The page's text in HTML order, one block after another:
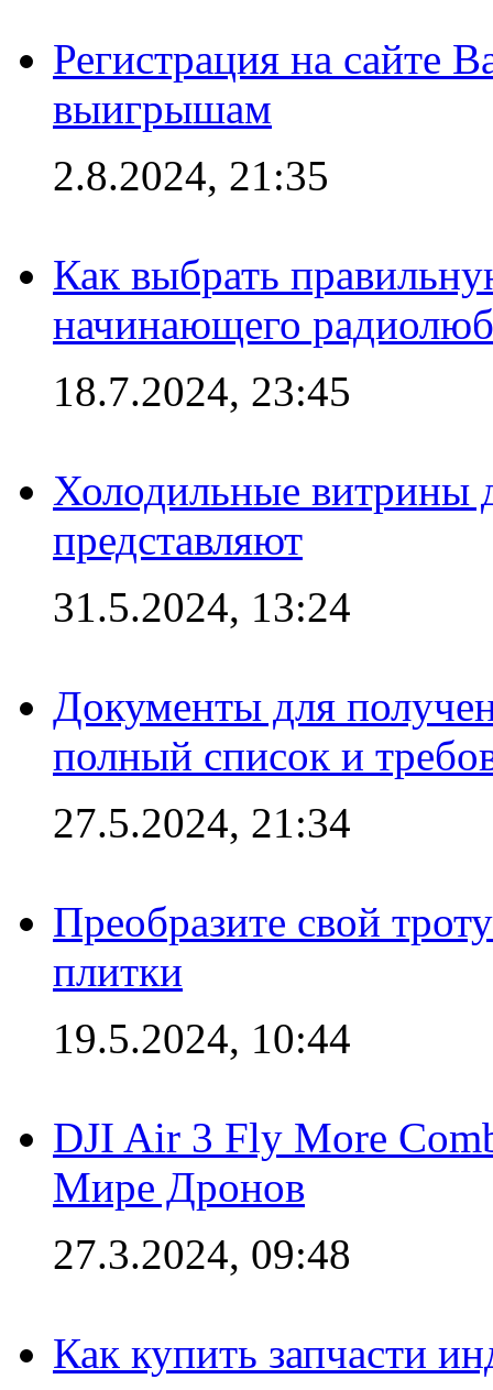
Регистрация на сайте
выигрышам
2.8.2024, 21:35
Как выбрать
начинающего
18.7.2024, 23:45
Холодильные витрины
представляют
31.5.2024, 13:24
Документы для
полный список и
27.5.2024, 21:34
Преобразите свой
плитки
19.5.2024, 10:44
DJI Air 3 Fly More
Мире Дронов
27.3.2024, 09:48
Как купить запчасти